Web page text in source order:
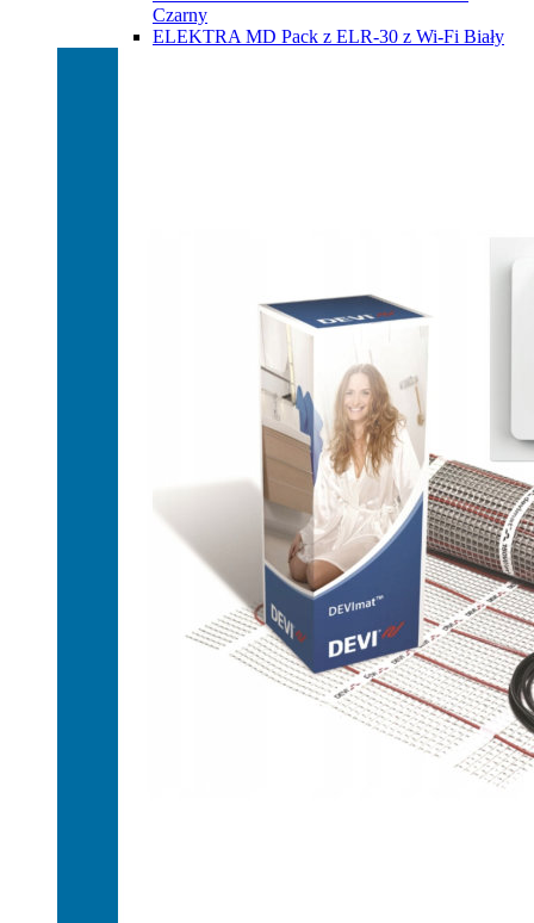
Czarny
ELEKTRA MD Pack z ELR-30 z Wi-Fi Biały